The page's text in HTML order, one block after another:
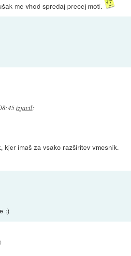
me vhod spredaj precej moti.
izjavil:
kjer imaš za vsako razširitev vmesnik.
:)